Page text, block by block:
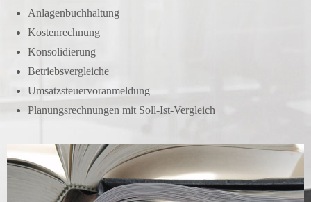
Anlagenbuchhaltung
Kostenrechnung
Konsolidierung
Betriebsvergleiche
Umsatzsteuervoranmeldung
Planungsrechnungen mit Soll-Ist-Vergleich